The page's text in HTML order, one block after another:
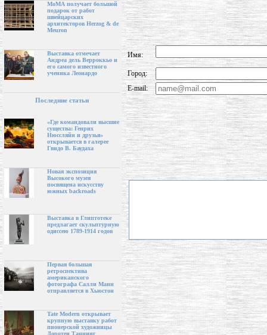
МоМА получает большой
подарок от работ
швейцарских
архитекторов Herzog & de
Meuron
Выставка отмечает
Андреа дель Верроккьо и
его самого известного
ученика Леонардо
Последние статьи
«Где командовали высшие
существа: Генрих
Нюссляйн и друзья»
открывается в галерее
Гвидо В. Баудаха
Новая экспозиция
Высокого музея
посвящена искусству
южных backroads
Выставка в Глиптотеке
предлагает скульптурную
одиссею 1789-1914 годов
Первая большая
ретроспектива
американского
фотографа Салли Манн
отправляется в Хьюстон
Tate Modern открывает
крупную выставку работ
пионерской художницы
Доротеи Таннинг
Имя:
Город:
E-mail: